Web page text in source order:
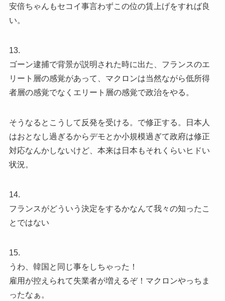
安倍ちゃんもセコイ事言わずこの位の賃上げをすれば良
い。
13.
ゴーン逮捕で背景が説明された時に出た、フランスのエ
リート層の感覚があって、マクロンは当然ながら低所得
者層の感覚でなくエリート層の感覚で政治をやる。
そうなるとこうして反発を受ける。で修正する。日本人
はおとなし過ぎるからデモとか小規模過ぎて政府は修正
対応なんかしないけど、本来は日本もそれくらいヒドい
状況。
14.
フランスがどういう決定をするかなんて我々の知ったこ
とではない
15.
うわ、韓国と同じ事をしちゃった！
雇用が控えられて失業者が増えるぞ！マクロンやっちま
ったなぁ。